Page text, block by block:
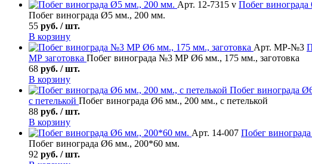
Арт. 12-7315 v Побег винограда
Побег винограда Ø5 мм., 200 мм.
55 руб. / шт.
В корзину
Арт. МР-№3
МР заготовка Побег винограда №3 МР Ø6 мм., 175 мм., заготовка
68 руб. / шт.
В корзину
Побег винограда
с петелькой Побег винограда Ø6 мм., 200 мм., с петелькой
88 руб. / шт.
В корзину
Арт. 14-007 Побег винограда
Побег винограда Ø6 мм., 200*60 мм.
92 руб. / шт.